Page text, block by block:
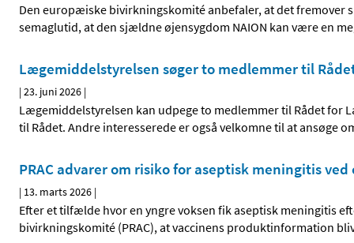
Den europæiske bivirkningskomité anbefaler, at det
semaglutid, at den sjældne øjensygdom NAION kan være en
Lægemiddelstyrelsen søger to medlemmer til
|23. juni 2026 |
Lægemiddelstyrelsen kan udpege to medlemmer til Rådet
til Rådet. Andre interesserede er også velkomne til at ansøge
PRAC advarer om risiko for aseptisk meningitis
| 13. marts 2026 |
Efter et tilfælde hvor en yngre voksen fik aseptisk meningitis
bivirkningskomité (PRAC), at vaccinens produktinformation